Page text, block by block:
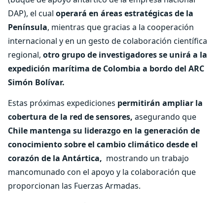
DAP), el cual operará en áreas estratégicas de la
Península, mientras que gracias a la cooperación
internacional y en un gesto de colaboración científica
regional, otro grupo de investigadores se unirá a la
expedición marítima de Colombia a bordo del ARC
Simón Bolívar.
Estas próximas expediciones permitirán ampliar la
cobertura de la red de sensores, asegurando que
Chile mantenga su liderazgo en la generación de
conocimiento sobre el cambio climático desde el
corazón de la Antártica, mostrando un trabajo
mancomunado con el apoyo y la colaboración que
proporcionan las Fuerzas Armadas.